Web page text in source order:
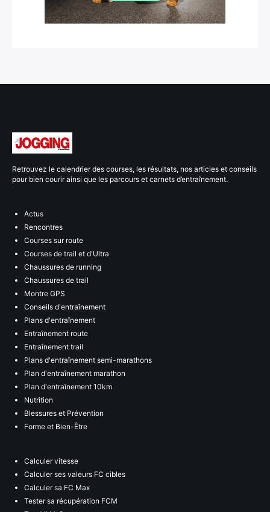
Retrouvez le calendrier des courses, les résultats, nos articles et conseils
pour bien courir ainsi que les parcours et carnets d’entraînement.
Actus
Rencontres
Courses sur route
Courses de trail et d'Ultra
Chaussures de running
Chaussures de trail
Montre GPS
Conseils d'entraînement
Plans d'entraînement
Entraînement route
Entraînement trail
Plans d'entraînement semi-marathons
Plan d'entraînement marathon
Plan d'entraînement 10km
Nutrition
Blessures et Prévention
Forme et Bien-Être
Calculer vitesse
Calculer ses valeurs FC cibles
Calculer sa FC Max
Tester sa récupération FCM